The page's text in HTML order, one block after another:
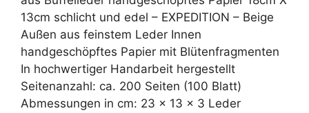
13cm schlicht und edel – EXPEDITION – Beige
Außen aus feinstem Leder Innen
handgeschöpftes Papier mit Blütenfragmenten
In hochwertiger Handarbeit hergestellt
Seitenanzahl: ca. 200 Seiten (100 Blatt)
Abmessungen in cm: 23 x 13 x 3 Leder